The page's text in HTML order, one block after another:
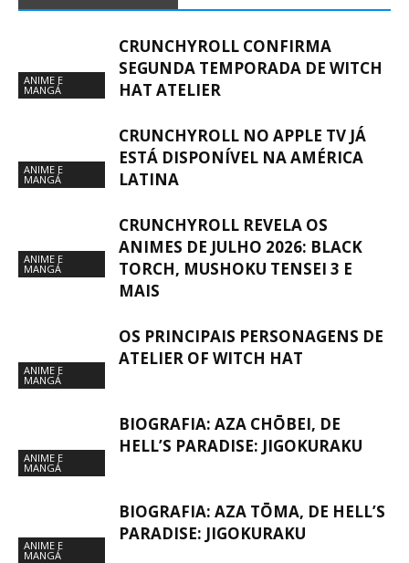
ANIME E
MANGÁ
CRUNCHYROLL CONFIRMA
SEGUNDA TEMPORADA DE WITCH
HAT ATELIER
ANIME E
MANGÁ
CRUNCHYROLL NO APPLE TV JÁ
ESTÁ DISPONÍVEL NA AMÉRICA
LATINA
ANIME E
MANGÁ
CRUNCHYROLL REVELA OS
ANIMES DE JULHO 2026: BLACK
TORCH, MUSHOKU TENSEI 3 E
MAIS
ANIME E
MANGÁ
OS PRINCIPAIS PERSONAGENS DE
ATELIER OF WITCH HAT
ANIME E
MANGÁ
BIOGRAFIA: AZA CHŌBEI, DE
HELL’S PARADISE: JIGOKURAKU
ANIME E
MANGÁ
BIOGRAFIA: AZA TŌMA, DE HELL’S
PARADISE: JIGOKURAKU